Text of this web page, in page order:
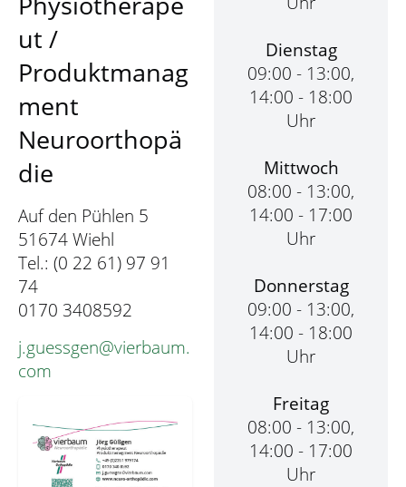
ut /
Produktmanag
ment
Neuroorthopä
die
Auf den Pühlen 5
51674 Wiehl
Tel.: (0 22 61) 97 91
74
0170 3408592
j.guessgen@vierbaum.
com
Dienstag
09:00 - 13:00,
14:00 - 18:00
Uhr
Mittwoch
08:00 - 13:00,
14:00 - 17:00
Uhr
Donnerstag
09:00 - 13:00,
14:00 - 18:00
Uhr
Freitag
08:00 - 13:00,
14:00 - 17:00
Uhr